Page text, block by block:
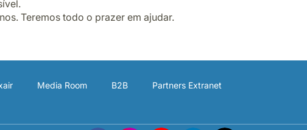
Teremos todo o prazer em ajudar.
Media Room B2B
Partners Extranet